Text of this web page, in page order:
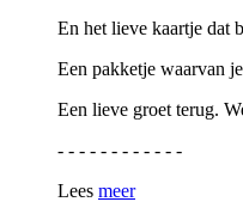
En het lieve kaartje dat
Een pakketje waarvan
Een lieve groet terug.
- - - - - - - - - - - -
Lees meer